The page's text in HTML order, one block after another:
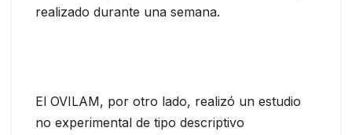
realizado durante una semana.
El OVILAM, por otro lado, realizó un estudio
no experimental de tipo descriptivo